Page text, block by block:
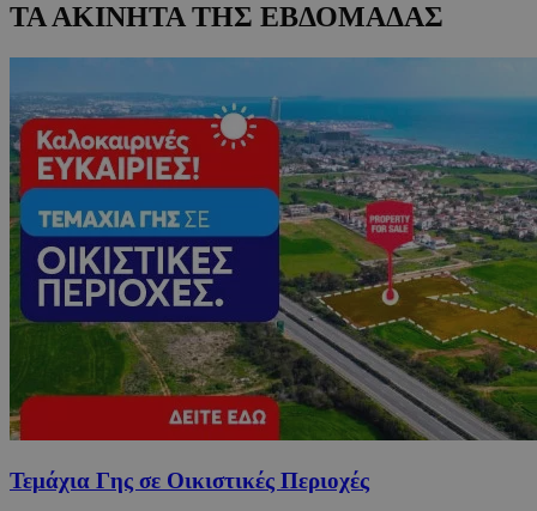
ΤΑ ΑΚΙΝΗΤΑ ΤΗΣ ΕΒΔΟΜΑΔΑΣ
Τεμάχια Γης σε Οικιστικές Περιοχές